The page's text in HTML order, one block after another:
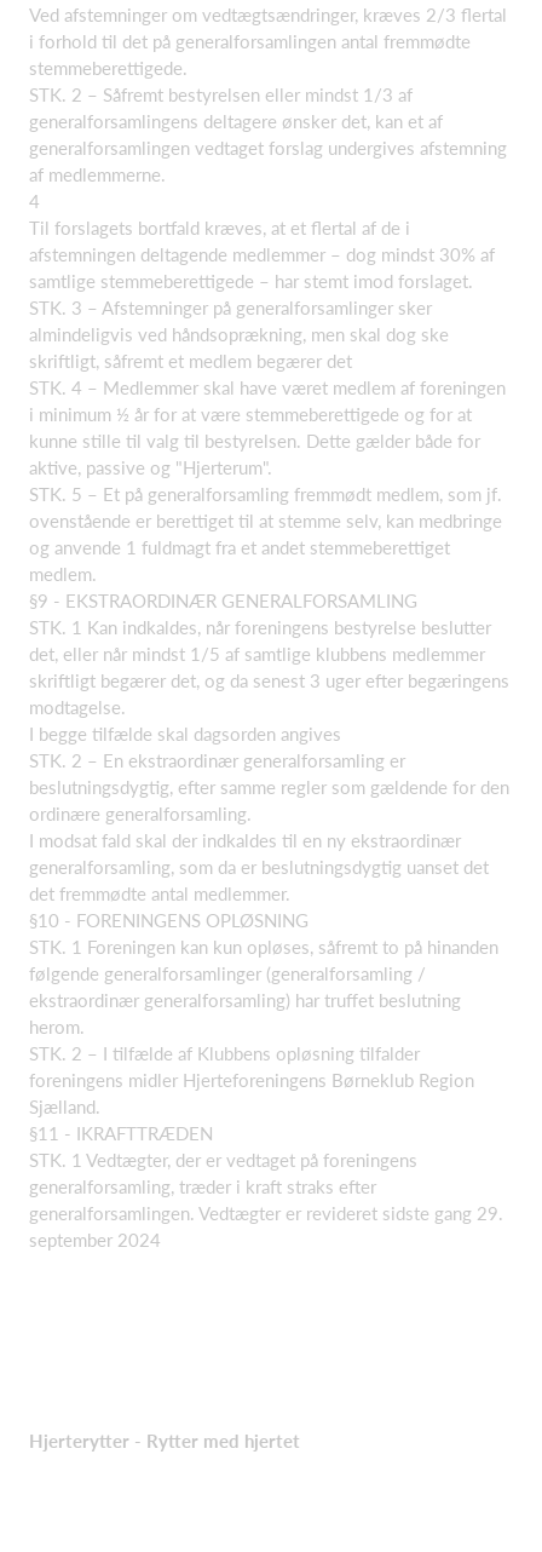
Ved afstemninger om vedtægtsændringer, kræves 2/3 flertal
i forhold til det på generalforsamlingen antal fremmødte
stemmeberettigede.
STK. 2 – Såfremt bestyrelsen eller mindst 1/3 af
generalforsamlingens deltagere ønsker det, kan et af
generalforsamlingen vedtaget forslag undergives afstemning
af medlemmerne.
4
Til forslagets bortfald kræves, at et flertal af de i
afstemningen deltagende medlemmer – dog mindst 30% af
samtlige stemmeberettigede – har stemt imod forslaget.
STK. 3 – Afstemninger på generalforsamlinger sker
almindeligvis ved håndsoprækning, men skal dog ske
skriftligt, såfremt et medlem begærer det
STK. 4 – Medlemmer skal have været medlem af foreningen
i minimum ½ år for at være stemmeberettigede og for at
kunne stille til valg til bestyrelsen. Dette gælder både for
aktive, passive og "Hjerterum".
STK. 5 – Et på generalforsamling fremmødt medlem, som jf.
ovenstående er berettiget til at stemme selv, kan medbringe
og anvende 1 fuldmagt fra et andet stemmeberettiget
medlem.
§9 - EKSTRAORDINÆR GENERALFORSAMLING
STK. 1 Kan indkaldes, når foreningens bestyrelse beslutter
det, eller når mindst 1/5 af samtlige klubbens medlemmer
skriftligt begærer det, og da senest 3 uger efter begæringens
modtagelse.
I begge tilfælde skal dagsorden angives
STK. 2 – En ekstraordinær generalforsamling er
beslutningsdygtig, efter samme regler som gældende for den
ordinære generalforsamling.
I modsat fald skal der indkaldes til en ny ekstraordinær
generalforsamling, som da er beslutningsdygtig uanset det
det fremmødte antal medlemmer.
§10 - FORENINGENS OPLØSNING
STK. 1 Foreningen kan kun opløses, såfremt to på hinanden
følgende generalforsamlinger (generalforsamling /
ekstraordinær generalforsamling) har truffet beslutning
herom.
STK. 2 – I tilfælde af Klubbens opløsning tilfalder
foreningens midler Hjerteforeningens Børneklub Region
Sjælland.
§11 - IKRAFTTRÆDEN
STK. 1 Vedtægter, der er vedtaget på foreningens
generalforsamling, træder i kraft straks efter
generalforsamlingen. Vedtægter er revideret sidste gang 29.
september 2024
Hjerterytter - Rytter med hjertet